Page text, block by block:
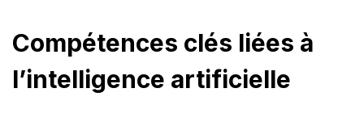
Compétences clés liées à
l’intelligence artificielle